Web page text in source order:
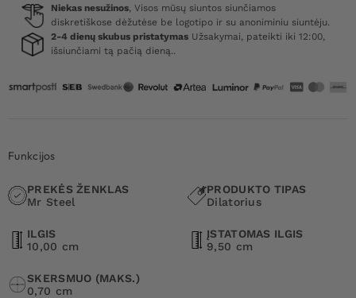
DickVader
Round
Tip
Plug
Niekas nesužinos, Visos mūsų siuntos siunčiamos
diskretiškose dėžutėse be logotipo ir su anoniminiu siuntėju.
2-4 dienų skubus pristatymas Užsakymai, pateikti iki 12:00,
išsiunčiami tą pačią dieną..
Funkcijos
PREKĖS ŽENKLAS
Mr Steel
PRODUKTO TIPAS
Dilatorius
ILGIS
10,00 cm
ĮSTATOMAS ILGIS
9,50 cm
SKERSMUO (MAKS.)
0,70 cm